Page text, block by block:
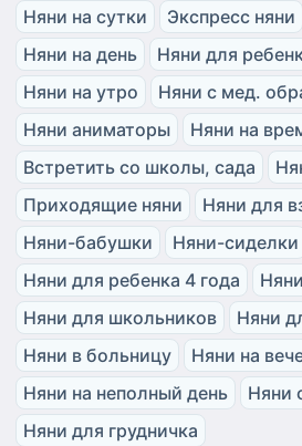
Няни на сутки
Экспресс няни
Няни на день
Няни для
Няни на утро
Няни с мед.
Няни аниматоры
Няни на
Встретить со школы, сада
Приходящие няни
Няни для
Няни-бабушки
Няни-сиделки
Няни для ребенка 4 года
Няни для школьников
Няни
Няни в больницу
Няни на
Няни на неполный день
Няни
Няни для грудничка